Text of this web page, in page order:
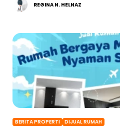
REGINA N. HELNAZ
BERITA PROPERTI DIJUAL RUMAH